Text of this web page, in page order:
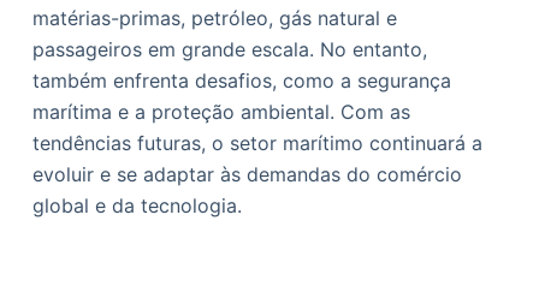
matérias-primas, petróleo, gás natural e
passageiros em grande escala. No entanto,
também enfrenta desafios, como a segurança
marítima e a proteção ambiental. Com as
tendências futuras, o setor marítimo continuará a
evoluir e se adaptar às demandas do comércio
global e da tecnologia.